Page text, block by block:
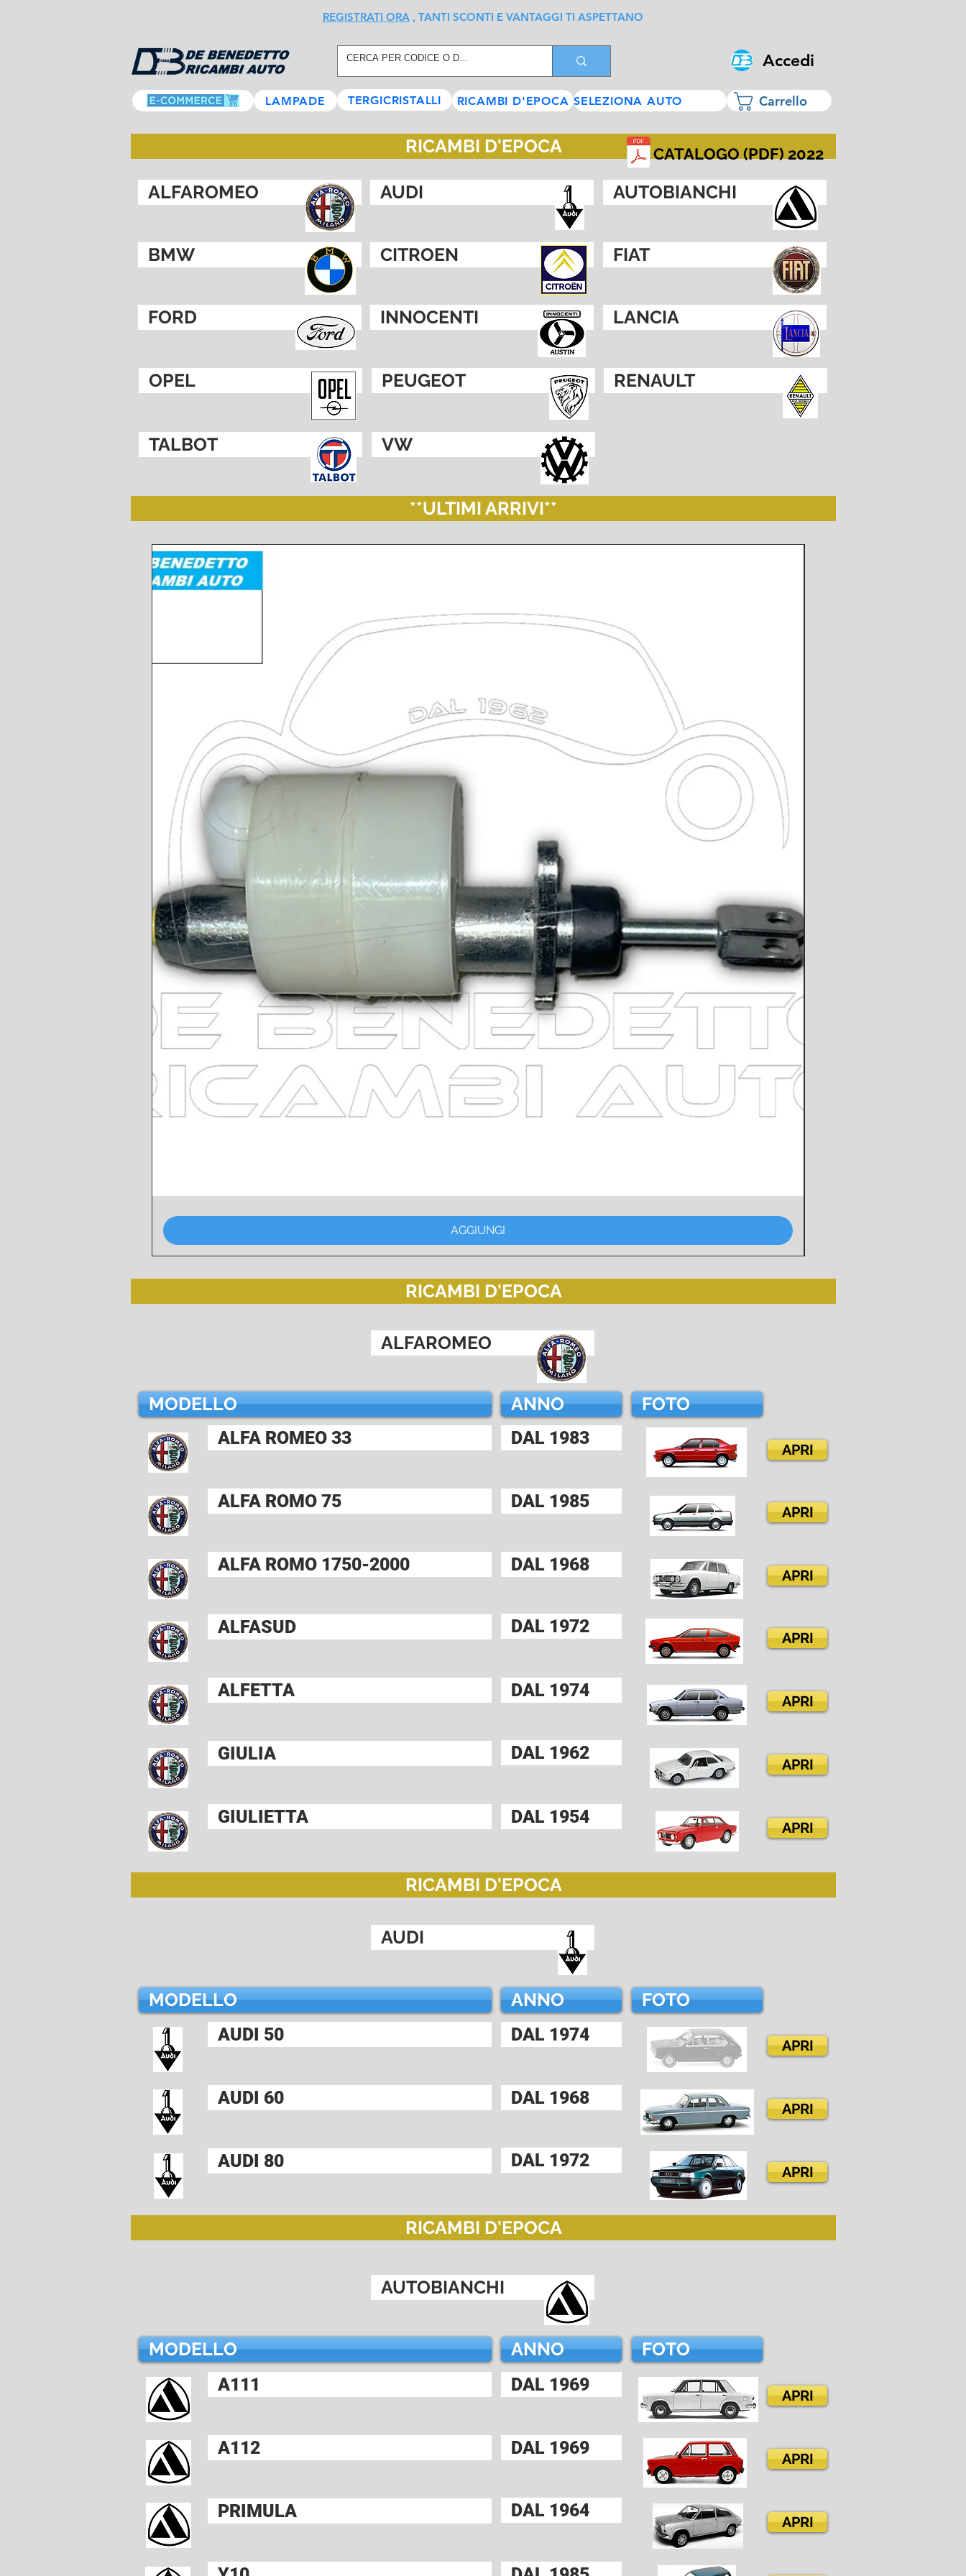
REGISTRATI ORA, TANTI SCONTI E VANTAGGI TI ASPETTANO
LAMPADE TERGICRISTALLI RICAMBI D'EPOCA SELEZIONA AUTO
Accedi
Carrello
RICAMBI D'EPOCA CATALOGO (PDF) 2022
ALFAROMEO AUDI
BMW CITROEN
FORD INNOCENTI
AUTOBIANCHI
FIAT
LANCIA
OPEL PEUGEOT RENAULT
TALBOT VW
Vista rapida
POMPA
FRIZIONE
MINI
1.0/1.3
AGGIUNGI
**ULTIMI ARRIVI**
APRI
RICAMBI D'EPOCA
ALFAROMEO
MODELLO ANNO
ALFA ROMEO 33 DAL 1983
ALFA ROMO 75 DAL 1985
ALFA ROMO 1750-2000
ALFASUD
DAL 1968
DAL 1972
ALFETTA DAL 1974
GIULIA DAL 1962
GIULIETTA DAL 1954
FOTO
APRI
APRI
APRI
APRI
APRI
APRI
RICAMBI D'EPOCA
AUDI
MODELLO
AUDI 50
ANNO
DAL 1974
FOTO
APRI
AUDI 60 DAL 1968
APRI
AUDI 80 DAL 1972
APRI
RICAMBI D'EPOCA
AUTOBIANCHI
MODELLO ANNO
A111 DAL 1969
A112 DAL 1969
PRIMULA DAL 1964
FOTO
APRI
APRI
APRI